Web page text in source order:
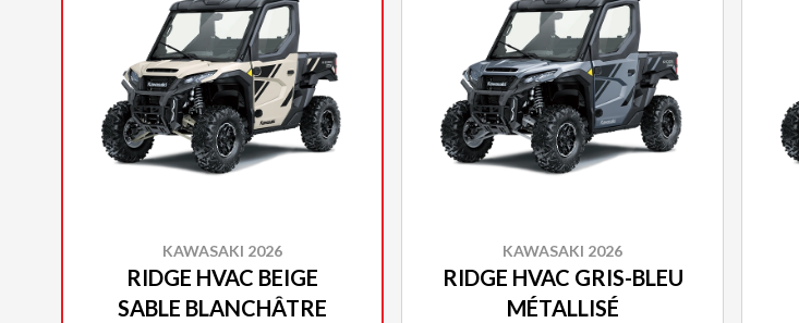
KAWASAKI 2026
RIDGE HVAC BEIGE
SABLE BLANCHÂTRE
KAWASAKI 2026
RIDGE HVAC GRIS-BLEU
MÉTALLISÉ